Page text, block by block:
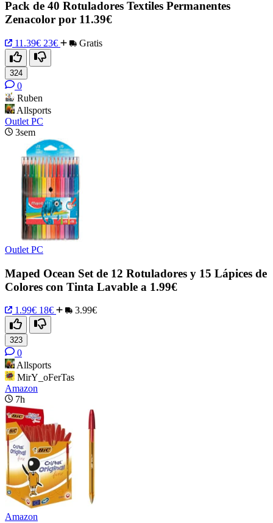
Pack de 40 Rotuladores Textiles Permanentes
Zenacolor por 11.39€
11.39€ 23€ Gratis
324
0
Ruben
Allsports
Outlet PC
3sem
Outlet PC
Maped Ocean Set de 12 Rotuladores y 15 Lápices de
Colores con Tinta Lavable a 1.99€
1.99€ 18€ 3.99€
323
0
Allsports
MirY_oFerTas
Amazon
7h
Amazon